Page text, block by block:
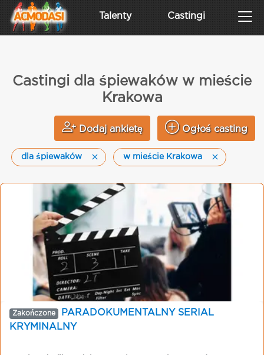
Talenty Castingi
Castingi dla śpiewaków w mieście
Krakowa
Dodaj ankietę Ogłoś casting
dla śpiewaków w mieście Krakowa
Zakończone
PARADOKUMENTALNY SERIAL
KRYMINALNY